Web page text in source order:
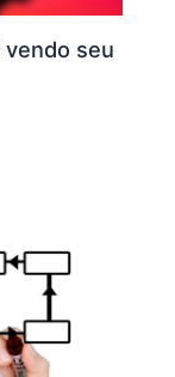
vendo seu